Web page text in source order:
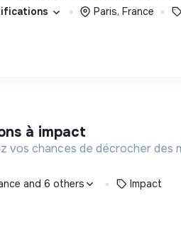
Paris, France
à impact
vos chances de décrocher des
and 6 others Impact